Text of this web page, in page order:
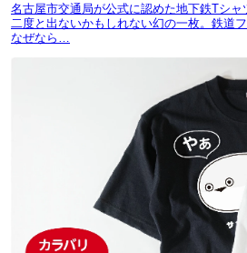
名古屋市交通局が公式に認めた地下鉄Tシャ
二度と出ないかもしれない幻の一枚。鉄道
なぜなら…